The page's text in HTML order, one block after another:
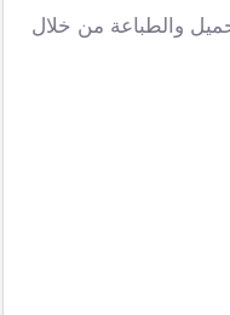
والطباعة من خلال